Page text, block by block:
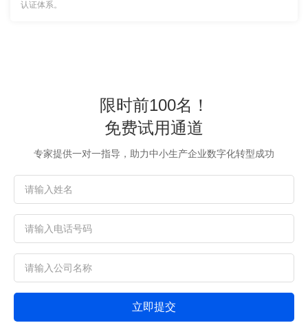
认证体系。
限时前100名！
免费试用通道
专家提供一对一指导，助力中小生产企业数字化转型成功
立即提交